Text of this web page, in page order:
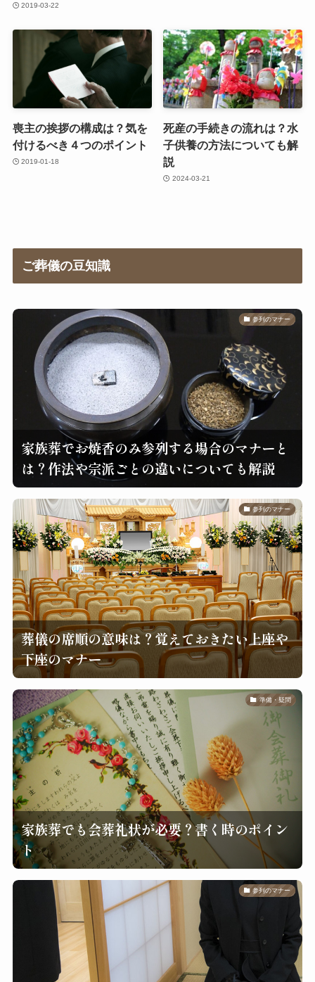
2019-03-22
喪主の挨拶の構成は？気を
付けるべき４つのポイント
2019-01-18
死産の手続きの流れは？水
子供養の方法についても解
説
2024-03-21
ご葬儀の豆知識
参列のマナー
家族葬でお焼香のみ参列する場合のマナーと
は？作法や宗派ごとの違いについても解説
参列のマナー
葬儀の席順の意味は？覚えておきたい上座や
下座のマナー
準備・疑問
家族葬でも会葬礼状が必要？書く時のポイン
ト
参列のマナー